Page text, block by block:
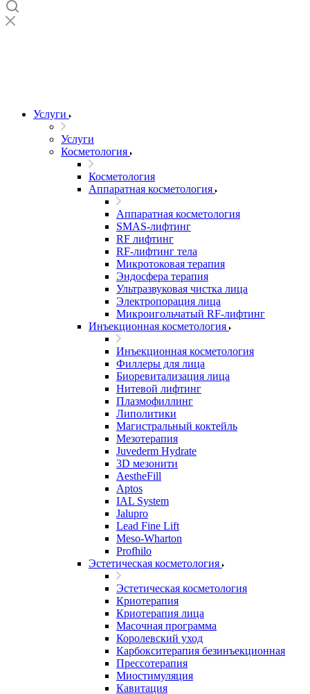
Услуги
Услуги
Косметология
Косметология
Аппаратная косметология
Аппаратная косметология
SMAS-лифтинг
RF лифтинг
RF-лифтинг тела
Микротоковая терапия
Эндосфера терапия
Ультразвуковая чистка лица
Электропорация лица
Микроигольчатый RF-лифтинг
Инъекционная косметология
Инъекционная косметология
Филлеры для лица
Биоревитализация лица
Нитевой лифтинг
Плазмофиллинг
Липолитики
Магистральный коктейль
Мезотерапия
Juvederm Hydrate
3D мезонити
AestheFill
Aptos
IAL System
Jalupro
Lead Fine Lift
Meso-Wharton
Profhilo
Эстетическая косметология
Эстетическая косметология
Криотерапия
Криотерапия лица
Масочная программа
Королевский уход
Карбокситерапия безинъекционная
Прессотерапия
Миостимуляция
Кавитация